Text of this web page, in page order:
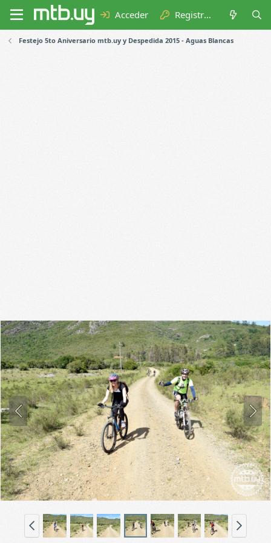
Acceder Registrarse
Festejo 5to Aniversario mtb.uy y Despedida 2015 - Aguas Blancas